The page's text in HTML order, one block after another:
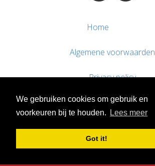
We gebruiken cookies om gebruik en
voorkeuren bij te houden.
Lees meer
Got it!
Home
Algemene voorwaarden
Privacy policy
Contact / Support